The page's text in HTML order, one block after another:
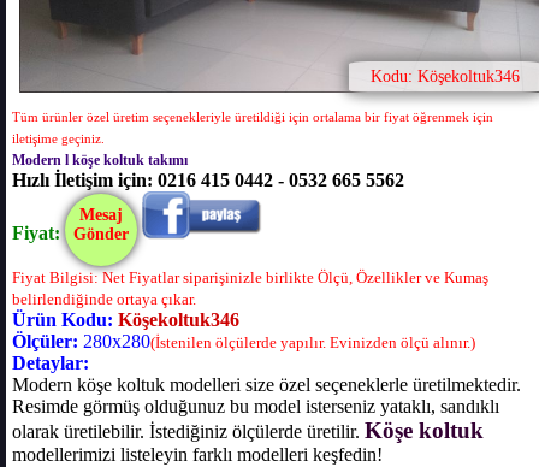
Kodu: Köşekoltuk346
Tüm ürünler özel üretim seçenekleriyle üretildiği için ortalama bir fiyat öğrenmek için
iletişime geçiniz.
Modern l köşe koltuk takımı
Hızlı İletişim için: 0216 415 0442 - 0532 665 5562
Fiyat:
Mesaj
Gönder
Fiyat Bilgisi: Net Fiyatlar siparişinizle birlikte Ölçü, Özellikler ve Kumaş
belirlendiğinde ortaya çıkar.
Ürün Kodu: Köşekoltuk346
Ölçüler: 280x280(İstenilen ölçülerde yapılır. Evinizden ölçü alınır.)
Detaylar:
Modern köşe koltuk modelleri size özel seçeneklerle üretilmektedir.
Resimde görmüş olduğunuz bu model isterseniz yataklı, sandıklı
olarak üretilebilir. İstediğiniz ölçülerde üretilir. Köşe koltuk
modellerimizi listeleyin farklı modelleri keşfedin!